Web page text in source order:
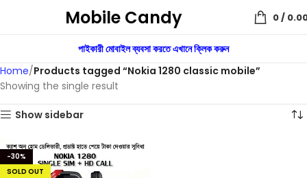
Mobile Candy 0/
পাইকারী মোবাইল ব্যবসা করতে এখানে ক্লিক করুন
Home Products tagged “Nokia 1280 classic mobile”
Showing the single result
Show sidebar
-30%
SOLD OUT